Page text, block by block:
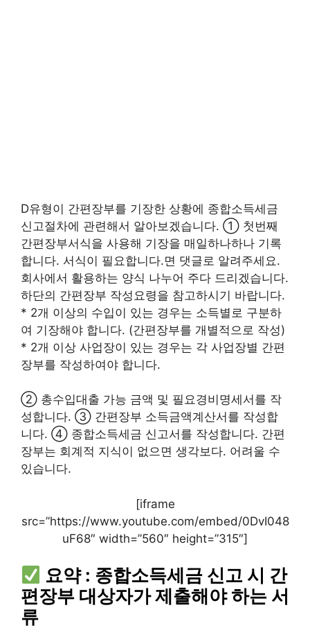
D유형이 간편장부를 기장한 상황에 종합소득세금
신고절차에 관련해서 알아보겠습니다. ① 첫번째
간편장부서식을 사용해 기장을 매일하나하나 기록
합니다. 서식이 필요합니다.면 댓글로 알려주세요.
회사에서 활용하는 양식 나누어 주다 드리겠습니다.
하단의 간편장부 작성요령을 참고하시기 바랍니다.
* 2개 이상의 수입이 있는 경우는 소득별로 구분하
여 기장해야 합니다. (간편장부를 개별적으로 작성)
* 2개 이상 사업장이 있는 경우는 각 사업장별 간편
장부를 작성하여야 합니다.
② 총수입대출 가능 금액 및 필요경비명세서를 작
성합니다. ③ 간편장부 소득금액계산서를 작성합
니다. ④ 종합소득세금 신고서를 작성합니다. 간편
장부는 회계적 지식이 없으면 생각보다. 어려울 수
있습니다.
[iframe
src=”https://www.youtube.com/embed/0DvI048
uF68″ width=”560″ height=”315″]
요약 : 종합소득세금 신고 시 간
편장부 대상자가 제출해야 하는 서
류